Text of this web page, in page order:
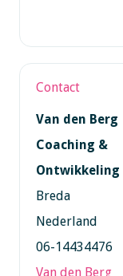
Contact
Van den Berg
Coaching &
Ontwikkeling
Breda
Nederland
06-14434476
Van den Berg